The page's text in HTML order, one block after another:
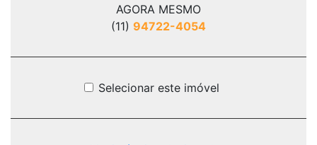
AGORA MESMO
(11) 94722-4054
Selecionar este imóvel